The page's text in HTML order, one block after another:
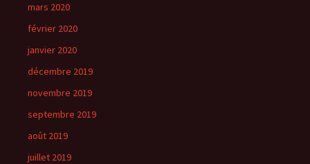
mars 2020
février 2020
janvier 2020
décembre 2019
novembre 2019
septembre 2019
août 2019
juillet 2019